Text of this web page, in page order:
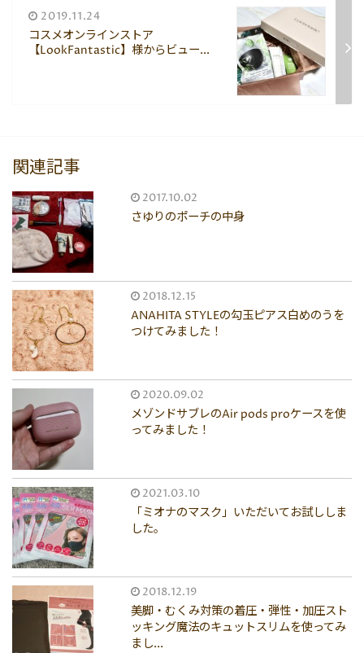
2019.11.24
コスメオンラインストア
【LookFantastic】様からビュー...
関連記事
2017.10.02
さゆりのポーチの中身
2018.12.15
ANAHITA STYLEの勾玉ピアス白めのうを
つけてみました！
2020.09.02
メゾンドサブレのAir pods proケースを使
ってみました！
2021.03.10
「ミオナのマスク」いただいてお試ししま
した。
2018.12.19
美脚・むくみ対策の着圧・弾性・加圧スト
ッキング魔法のキュットスリムを使ってみ
まし...